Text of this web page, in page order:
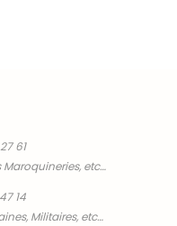
61
Maroquineries, etc…
14
Militaires, etc…